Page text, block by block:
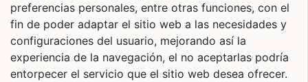
preferencias personales, entre otras funciones, con el
fin de poder adaptar el sitio web a las necesidades y
configuraciones del usuario, mejorando así la
experiencia de la navegación, el no aceptarlas podría
entorpecer el servicio que el sitio web desea ofrecer.